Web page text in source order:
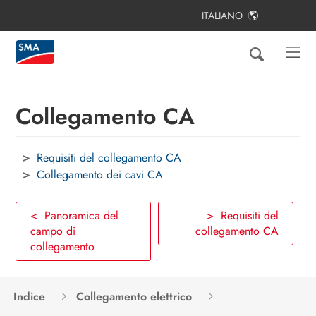
ITALIANO
Collegamento CA
Requisiti del collegamento CA
Collegamento dei cavi CA
< Panoramica del
campo di
collegamento
> Requisiti del
collegamento CA
Indice
Collegamento elettrico
Indice
Note relative al presente documento
Contenuto della fornitura
Ulteriori materiali e strumenti
richiesti
Panoramica del prodotto
Montaggio e preparazione al
collegamento
Messa in servizio